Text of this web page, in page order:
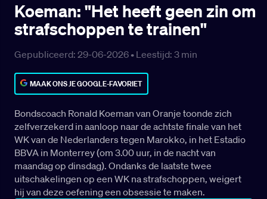
Koeman: "Het heeft geen zin om
strafschoppen te trainen"
Gepubliceerd: 29-06-2026 • Leestijd: 3 min
MAAK ONS JE GOOGLE-FAVORIET
Bondscoach Ronald Koeman van Oranje toonde zich
zelfverzekerd in aanloop naar de achtste finale van het
WK van de Nederlanders tegen Marokko, in het Estadio
BBVA in Monterrey (om 3.00 uur, in de nacht van
maandag op dinsdag). Ondanks de laatste twee
uitschakelingen op een WK na strafschoppen, weigert
hij van deze oefening een obsessie te maken.